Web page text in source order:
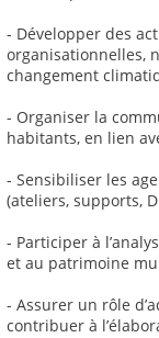
- Développer des
organisationnelles,
changement
- Organiser la
habitants, en lien
- Sensibiliser les
(ateliers, supports,
- Participer à
et au patrimoine
- Assurer un rôle
contribuer à